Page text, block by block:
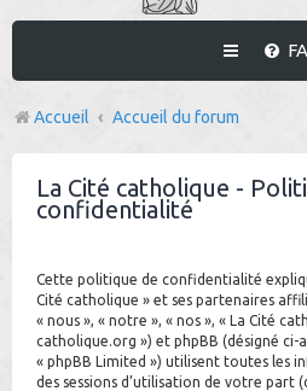
Accueil Accueil du forum
La Cité catholique -
confidentialité
Cette politique de confidentialité
Cité catholique » et ses partenaires
« nous », « notre », « nos », « La Cité
catholique.org ») et phpBB (désigné ci-
« phpBB Limited ») utilisent toutes les
des sessions d’utilisation de votre part